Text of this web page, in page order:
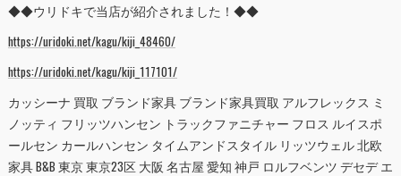
◆◆ウリドキで当店が紹介されました！◆◆
https://uridoki.net/kagu/kiji_48460/
https://uridoki.net/kagu/kiji_117101/
カッシーナ 買取 ブランド家具 ブランド家具買取 アルフレックス ミ
ノッティ フリッツハンセン トラックファニチャー フロス ルイスポ
ールセン カールハンセン タイムアンドスタイル リッツウェル 北欧
家具 B&B 東京 東京23区 大阪 名古屋 愛知 神戸 ロルフベンツ デセデ エ